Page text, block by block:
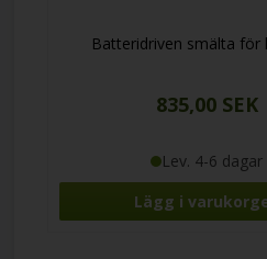
Batteridriven smälta för
835,00 SEK
Lev. 4-6 dagar